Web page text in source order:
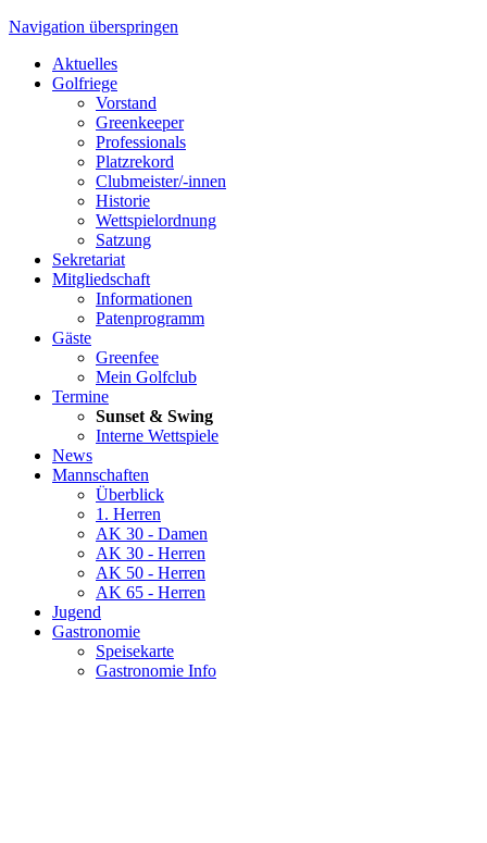
Navigation überspringen
Aktuelles
Golfriege
Vorstand
Greenkeeper
Professionals
Platzrekord
Clubmeister/-innen
Historie
Wettspielordnung
Satzung
Sekretariat
Mitgliedschaft
Informationen
Patenprogramm
Gäste
Greenfee
Mein Golfclub
Termine
Sunset & Swing
Interne Wettspiele
News
Mannschaften
Überblick
1. Herren
AK 30 - Damen
AK 30 - Herren
AK 50 - Herren
AK 65 - Herren
Jugend
Gastronomie
Speisekarte
Gastronomie Info